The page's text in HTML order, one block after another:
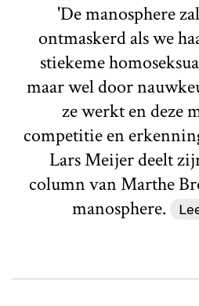
'De manosphere
ontmaskerd als we
stiekeme
maar wel door
ze werkt en deze
competitie en
Lars Meijer deelt
column van Marthe
manosphere.